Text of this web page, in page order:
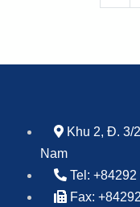
Khu 2, Đ. 3/
Nam
Tel:
Fax: